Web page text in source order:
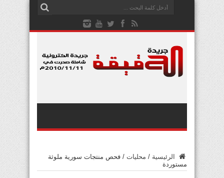
الرئيسية / محليات / فحص منتجات سورية ملوثة
مستوردة